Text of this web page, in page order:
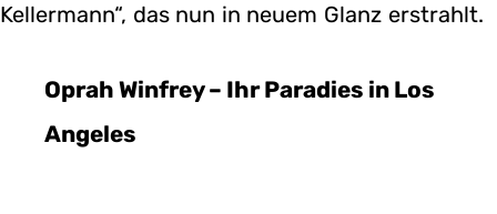
Kellermann“, das nun in neuem Glanz erstrahlt.
Oprah Winfrey – Ihr Paradies in Los
Angeles